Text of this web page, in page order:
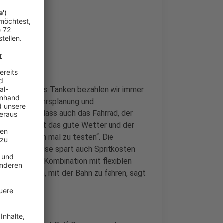
Für das Tanken bezahlen wir immer
Verkehrsplanung und
dass auch das Fahrrad, der
ist das gute Wetter und der
mal zu testen“. Die
von Zuhause spart auch Spritkosten
beidem in Kombination mit flexiblen
anzuregen, mit der Bahn zu fahren, sagt